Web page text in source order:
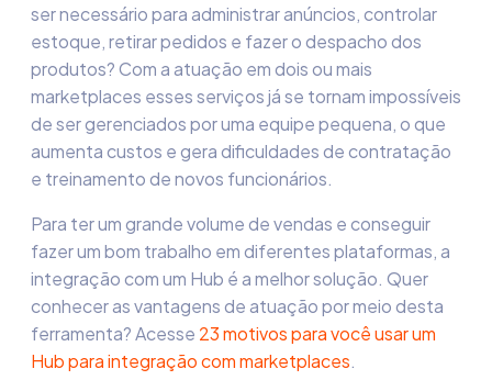
ser necessário para administrar anúncios, controlar
estoque, retirar pedidos e fazer o despacho dos
produtos? Com a atuação em dois ou mais
marketplaces esses serviços já se tornam impossíveis
de ser gerenciados por uma equipe pequena, o que
aumenta custos e gera dificuldades de contratação
e treinamento de novos funcionários.
Para ter um grande volume de vendas e conseguir
fazer um bom trabalho em diferentes plataformas, a
integração com um Hub é a melhor solução. Quer
conhecer as vantagens de atuação por meio desta
ferramenta? Acesse 23 motivos para você usar um
Hub para integração com marketplaces.